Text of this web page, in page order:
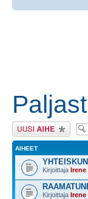
Lähetä uusi viesti
AIHEET
Kirjoittaja Irene
Kirjoittaja Irene